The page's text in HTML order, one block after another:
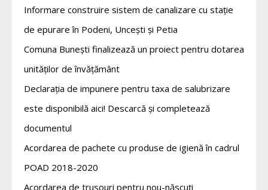
Informare construire sistem de canalizare cu stație
de epurare în Podeni, Uncești și Petia
Comuna Bunești finalizează un proiect pentru dotarea
unităților de învățământ
Declarația de impunere pentru taxa de salubrizare
este disponibilă aici! Descarcă și completează
documentul
Acordarea de pachete cu produse de igienă în cadrul
POAD 2018-2020
Acordarea de trusouri pentru nou-născuți